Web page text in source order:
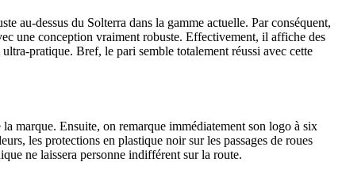
au-dessus du Solterra dans la gamme actuelle. Par conséquent,
une conception vraiment robuste. Effectivement, il affiche des
pratique. Bref, le pari semble totalement réussi avec cette
marque. Ensuite, on remarque immédiatement son logo à six
les protections en plastique noir sur les passages de roues
ne laissera personne indifférent sur la route.